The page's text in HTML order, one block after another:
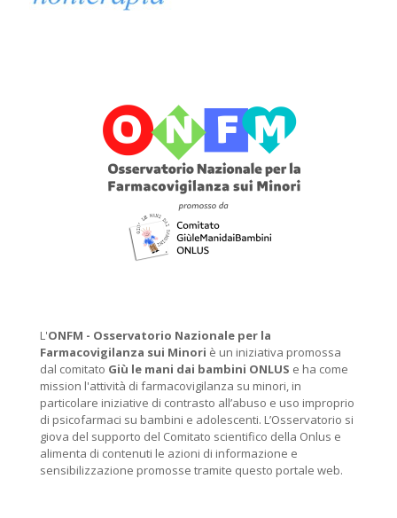
L'ONFM - Osservatorio Nazionale per la
Farmacovigilanza sui Minori è un iniziativa promossa
dal comitato Giù le mani dai bambini ONLUS e ha come
mission l'attività di farmacovigilanza su minori, in
particolare iniziative di contrasto all’abuso e uso improprio
di psicofarmaci su bambini e adolescenti. L’Osservatorio si
giova del supporto del Comitato scientifico della Onlus e
alimenta di contenuti le azioni di informazione e
sensibilizzazione promosse tramite questo portale web.